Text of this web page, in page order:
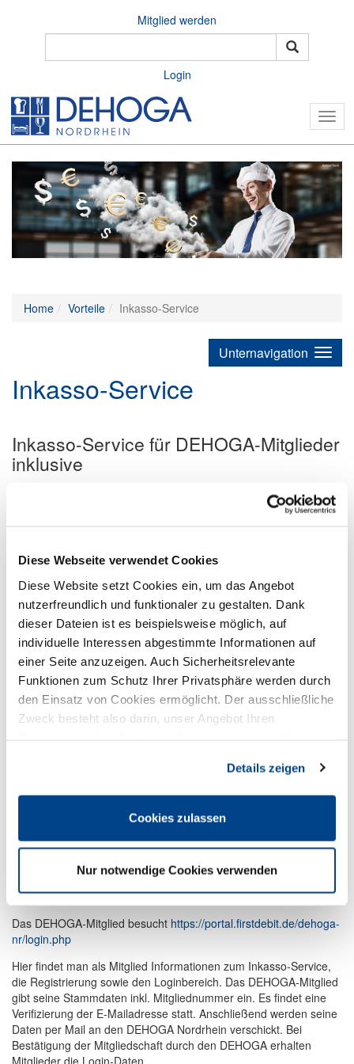
Diese Webseite verwendet Cookies
Diese Website setzt Cookies ein, um das Angebot
nutzerfreundlich und funktionaler zu gestalten. Dank
dieser Dateien ist es beispielsweise möglich, auf
individuelle Interessen abgestimmte Informationen auf
einer Seite anzuzeigen. Auch Sicherheitsrelevante
Funktionen zum Schutz Ihrer Privatsphäre werden durch
den Einsatz von Cookies ermöglicht. Der ausschließliche
Zweck besteht also darin, unser Angebot Ihren
Details zeigen
Cookies zulassen
Nur notwendige Cookies verwenden
Mitglied werden
Login
Home Vorteile Inkasso-Service
Unternavigation
Inkasso-Service
Inkasso-Service für DEHOGA-Mitglieder
inklusive
Ihre Forderungen in sicheren Händen: In Zeiten steigender
Energiepreise, Materialengpässe und drohender Insolvenzen
das viel Stress und hohen Zeitaufwand bedeuten. Zudem
Hier kommt das Forderungsmanagement des DEHOGA
Nordrhein ins Spiel: Mitglieder profitieren von einer umfassenden
Rechtsdienstleistung für das gerichtliche Mahn- und
Vollstreckungsverfahren. Die Kosten dafür werden unter
bestimmten Bedingungen von der Roland Versicherungsschutz
AG übernommen, nachdem eine Deckungsanfrage geprüft
wurde.
Bonitäts- und Zahlungsmoral-Auskünfte zu den Schuldnern
Gerichtliche Mahn- und Vollstreckungstitel bei Bedarf
Keine Selbstbeteiligung bei Inanspruchnahme des
Forderungsmanagements
Zum Procedere:
Das DEHOGA-Mitglied besucht https://portal.firstdebit.de/dehoga-
nr/login.php
Hier findet man als Mitglied Informationen zum Inkasso-Service,
die Registrierung sowie den Loginbereich. Das DEHOGA-Mitglied
gibt seine Stammdaten inkl. Mitgliednummer ein. Es findet eine
Verifizierung der E-Mailadresse statt. Anschließend werden seine
Daten per Mail an den DEHOGA Nordrhein verschickt. Bei
Bestätigung der Mitgliedschaft durch den DEHOGA erhalten
Mitglieder die Login-Daten.